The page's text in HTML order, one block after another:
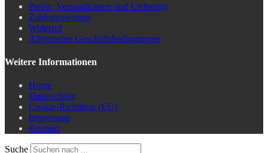
Preise, Versandkosten und Lieferung
Zahlungsweisen
Widerruf
Allgemeine Geschäftsbedingungen
Weitere Informationen
Home
Datenschutz
Cookie-Richtlinie (EU)
Impressum
Kontakt
Suche